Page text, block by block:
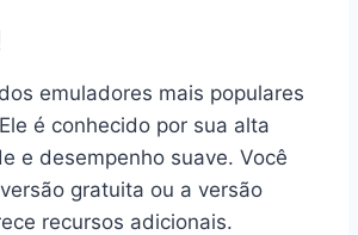
emuladores mais populares
é conhecido por sua alta
e desempenho suave. Você
gratuita ou a versão
recursos adicionais.